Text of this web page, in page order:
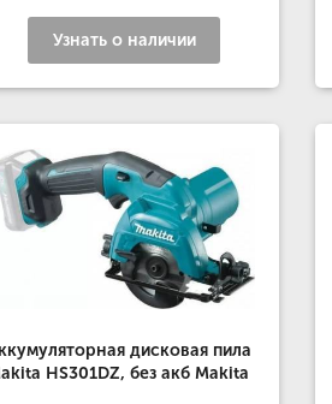
Узнать о наличии
дисковая пила
HS301DZ, без акб Makita